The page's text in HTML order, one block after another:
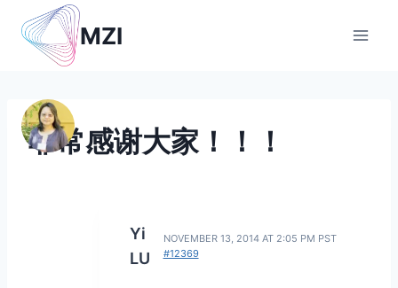
content
MZI
非常感谢大家！！！
Yi
LU
NOVEMBER 13, 2014 AT 2:05 PM PST
#12369